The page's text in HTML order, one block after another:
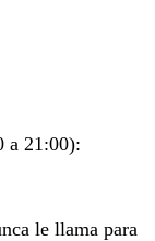
a 21:00):
le llama para